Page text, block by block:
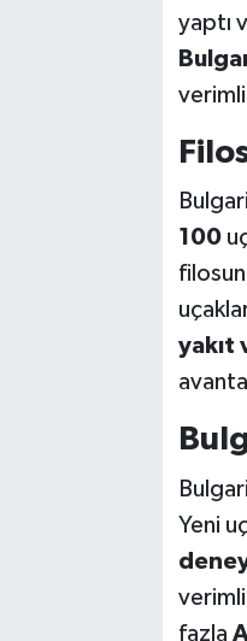
yaptı
100
yakıt
Yeni
fazla